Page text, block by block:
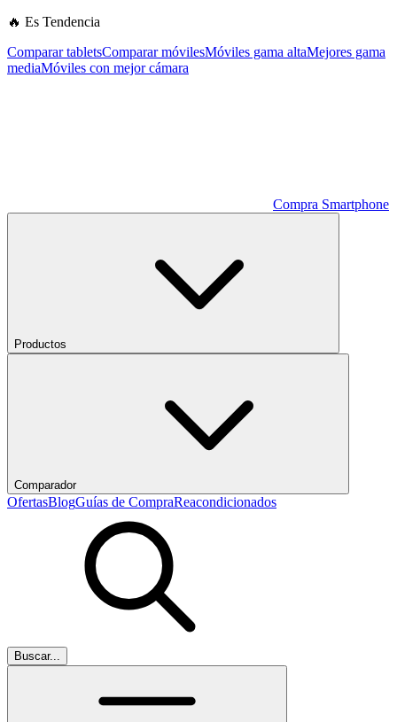
🔥 Es Tendencia
Comparar tabletsComparar móvilesMóviles gama altaMejores gama
mediaMóviles con mejor cámara
Compra Smartphone
Productos
Comparador
OfertasBlogGuías de CompraReacondicionados
Buscar...